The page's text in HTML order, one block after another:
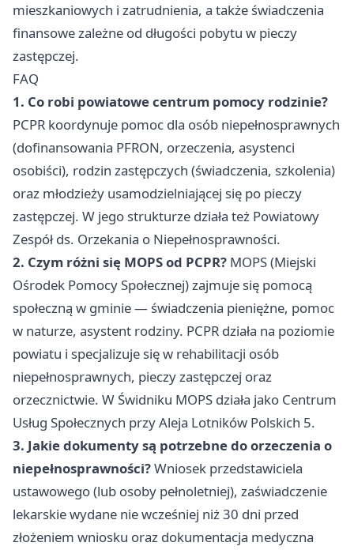
mieszkaniowych i zatrudnienia, a także świadczenia
finansowe zależne od długości pobytu w pieczy
zastępczej.
FAQ
1. Co robi powiatowe centrum pomocy rodzinie?
PCPR koordynuje pomoc dla osób niepełnosprawnych
(dofinansowania PFRON, orzeczenia, asystenci
osobiści), rodzin zastępczych (świadczenia, szkolenia)
oraz młodzieży usamodzielniającej się po pieczy
zastępczej. W jego strukturze działa też Powiatowy
Zespół ds. Orzekania o Niepełnosprawności.
2. Czym różni się MOPS od PCPR? MOPS (Miejski
Ośrodek Pomocy Społecznej) zajmuje się pomocą
społeczną w gminie — świadczenia pieniężne, pomoc
w naturze, asystent rodziny. PCPR działa na poziomie
powiatu i specjalizuje się w rehabilitacji osób
niepełnosprawnych, pieczy zastępczej oraz
orzecznictwie. W Świdniku MOPS działa jako Centrum
Usług Społecznych przy Aleja Lotników Polskich 5.
3. Jakie dokumenty są potrzebne do orzeczenia o
niepełnosprawności?Wniosek przedstawiciela
ustawowego (lub osoby pełnoletniej), zaświadczenie
lekarskie wydane nie wcześniej niż 30 dni przed
złożeniem wniosku oraz dokumentacja medyczna